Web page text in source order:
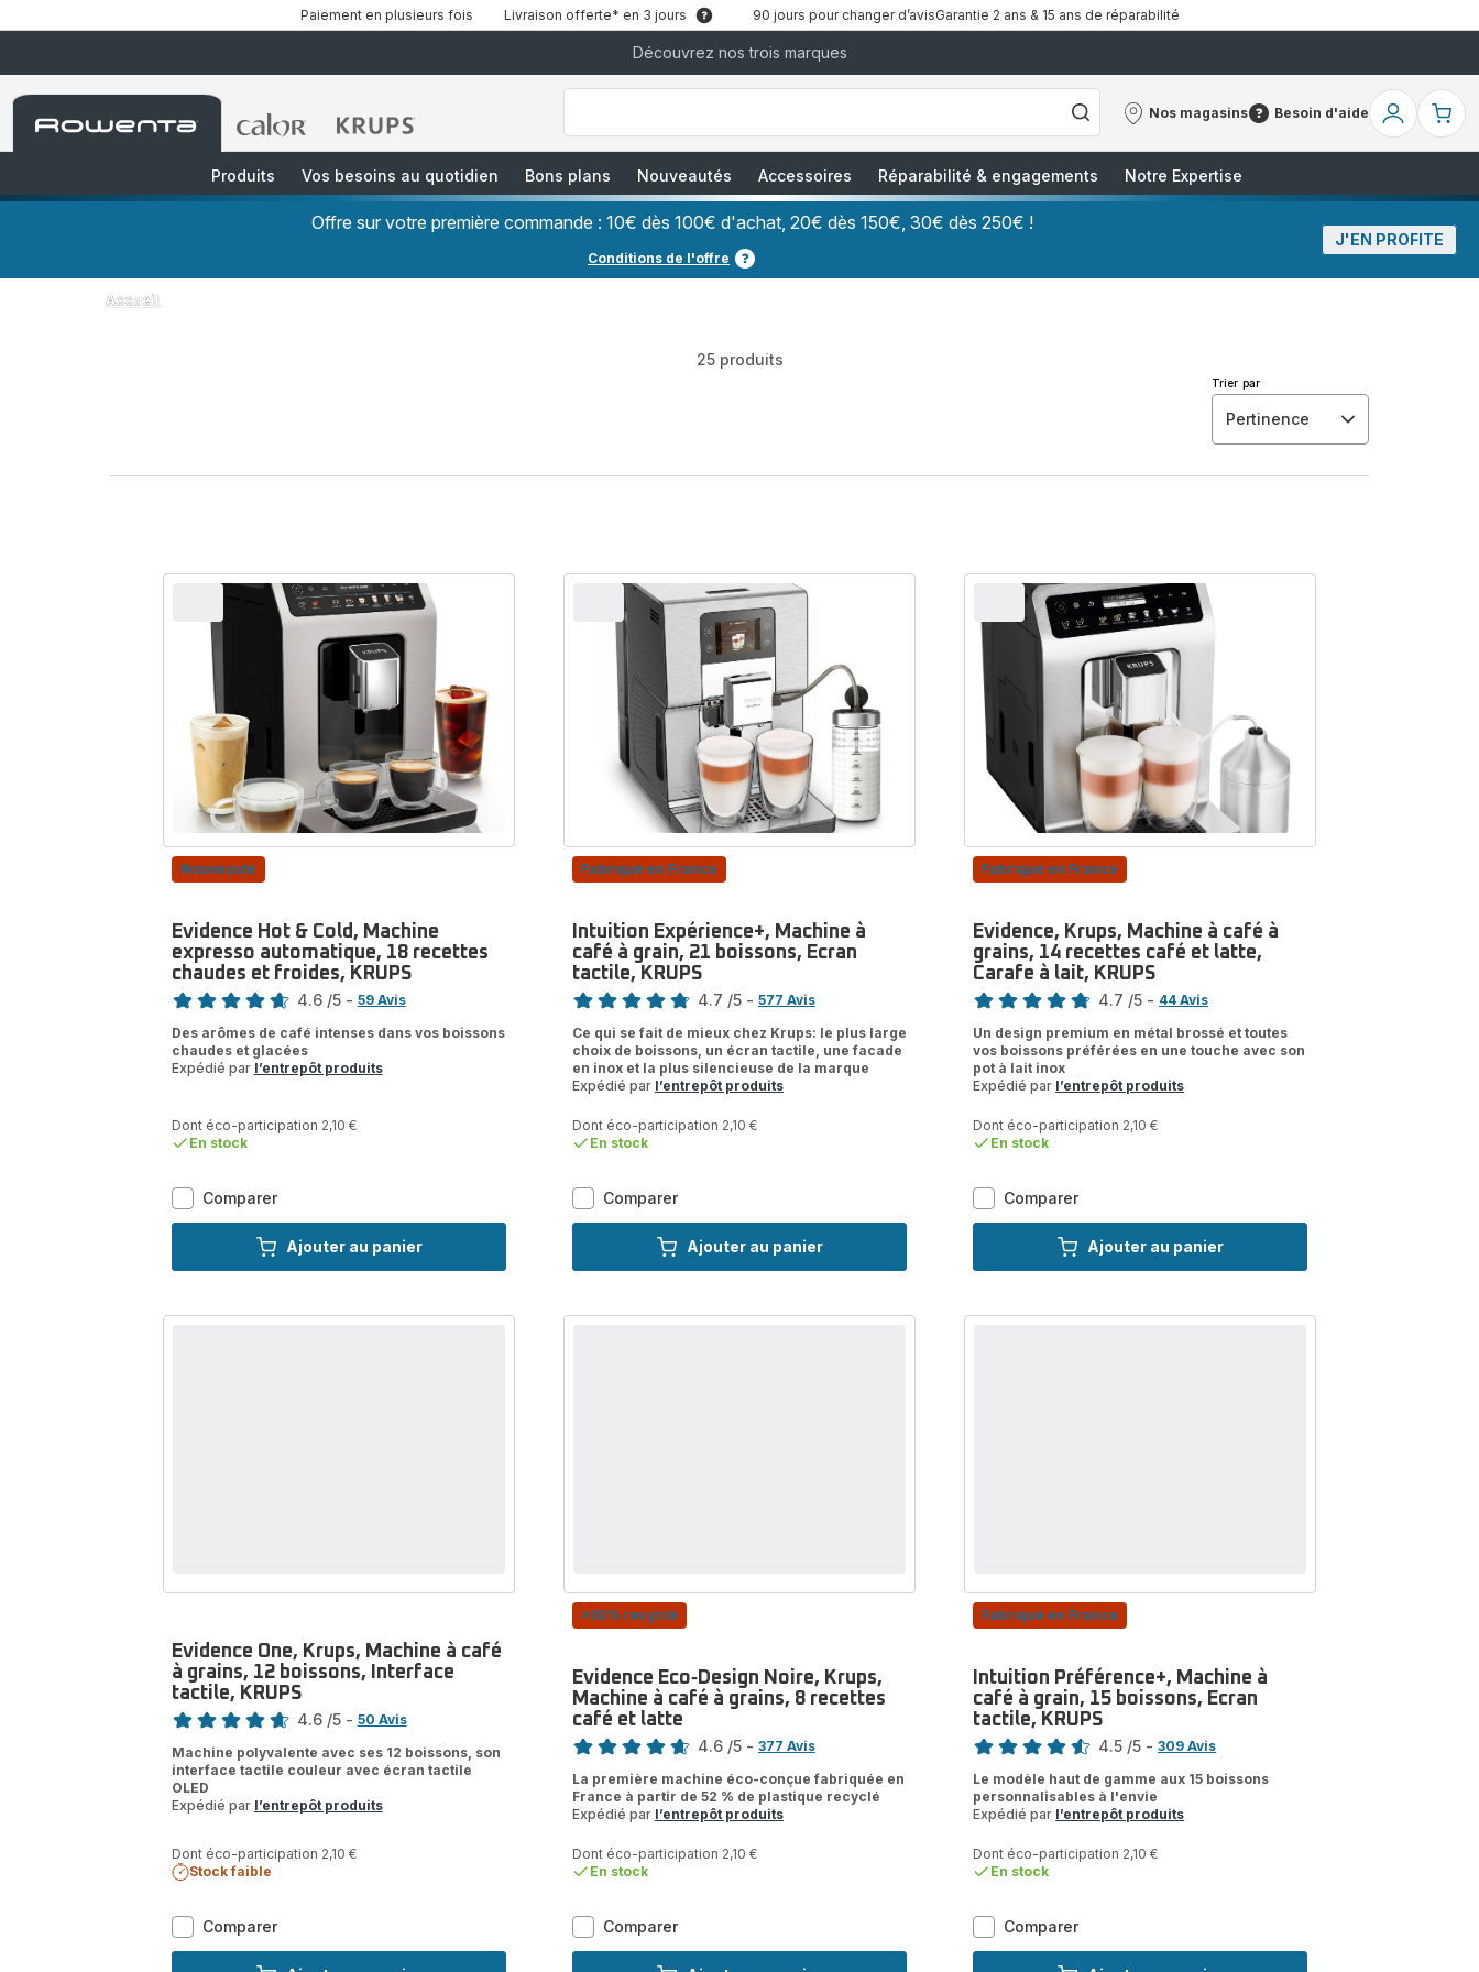
Paiement en plusieurs fois Livraison offerte* en 3 jours 90 jours pour changer d’avisGarantie 2 ans & 15 ans de réparabilité
Découvrez nos trois marques
Accueil
Rowenta
Accueil
Accueil
["Que
recherchez-
Café
Grains","Centrales
Vapeurs","Sèche
Nos magasins
Nos
Besoin d'aide
Besoin
Mon
Produits
Vos besoins au quotidien Bons plans Nouveautés Accessoires Réparabilité & engagements Notre Expertise
Offre sur votre première commande : 10€ dès 100€ d'achat, 20€ dès 150€, 30€ dès 250€ !
Conditions de l'offre
J'EN PROFITE
Accueil
25 produits
Trier par
Pertinence
ComparerEvidence
Hot
& Ajouter au panier
Nouveauté
Evidence Hot & Cold, Machine
expresso automatique, 18 recettes
chaudes et froides, KRUPS
Note
4.6 /5 - 59 Avis
Des arômes de café intenses dans vos boissons
chaudes et glacées
Expédié par l’entrepôt produits
Dont éco-participation 2,10 €
En stock
ComparerIntuition
Expérience+,
Machine
Ajouter au panier
Fabriqué en France
Intuition Expérience+, Machine à
café à grain, 21 boissons, Ecran
tactile, KRUPS
Note
4.7 /5 - 577 Avis
Ce qui se fait de mieux chez Krups: le plus large
choix de boissons, un écran tactile, une facade
en inox et la plus silencieuse de la marque
Expédié par l’entrepôt produits
Dont éco-participation 2,10 €
En stock
ComparerEvidence,
Krups,
Machine
Ajouter au panier
Fabriqué en France
Evidence, Krups, Machine à café à
grains, 14 recettes café et latte,
Carafe à lait, KRUPS
Note
4.7 /5 - 44 Avis
Un design premium en métal brossé et toutes
vos boissons préférées en une touche avec son
pot à lait inox
Expédié par l’entrepôt produits
Dont éco-participation 2,10 €
En stock
ComparerEvidence
One,
Evidence One, Krups, Machine à café
à grains, 12 boissons, Interface
tactile, KRUPS
Note
4.6 /5 - 50 Avis
Machine polyvalente avec ses 12 boissons, son
interface tactile couleur avec écran tactile
OLED
Expédié par l’entrepôt produits
Dont éco-participation 2,10 €
Stock faible
ComparerEvidence
Eco‑Design
>30% recyclé
Evidence Eco‑Design Noire, Krups,
Machine à café à grains, 8 recettes
café et latte
Note
4.6 /5 - 377 Avis
La première machine éco-conçue fabriquée en
France à partir de 52 % de plastique recyclé
Expédié par l’entrepôt produits
Dont éco-participation 2,10 €
En stock
ComparerIntuition
Préférence+,
Fabriqué en France
Intuition Préférence+, Machine à
café à grain, 15 boissons, Ecran
tactile, KRUPS
Note
4.5 /5 - 309 Avis
Le modèle haut de gamme aux 15 boissons
personnalisables à l'envie
Expédié par l’entrepôt produits
Dont éco-participation 2,10 €
En stock